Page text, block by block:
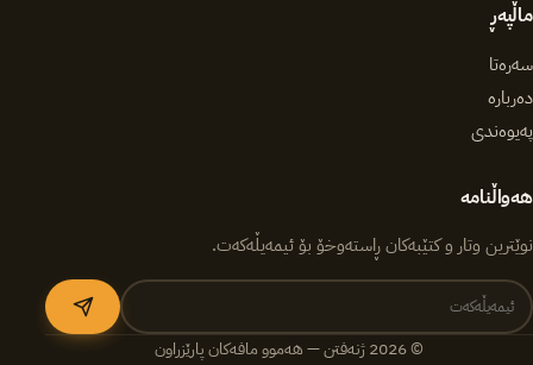
ماڵپەڕ
سەرەتا
دەربارە
پەیوەندی
هەواڵنامە
نوێترین وتار و کتێبەکان ڕاستەوخۆ بۆ ئیمەیڵەکەت.
© 2026 ژنەفتن — هەموو مافەکان پارێزراون